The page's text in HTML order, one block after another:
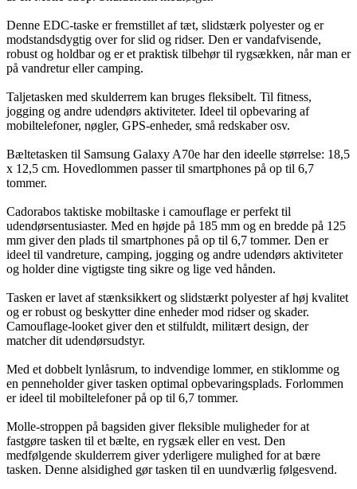
Denne EDC-taske er fremstillet af tæt, slidstærk polyester og er
modstandsdygtig over for slid og ridser. Den er vandafvisende,
robust og holdbar og er et praktisk tilbehør til rygsækken, når man er
på vandretur eller camping.
Taljetasken med skulderrem kan bruges fleksibelt. Til fitness,
jogging og andre udendørs aktiviteter. Ideel til opbevaring af
mobiltelefoner, nøgler, GPS-enheder, små redskaber osv.
Bæltetasken til Samsung Galaxy A70e har den ideelle størrelse: 18,5
x 12,5 cm. Hovedlommen passer til smartphones på op til 6,7
tommer.
Cadorabos taktiske mobiltaske i camouflage er perfekt til
udendørsentusiaster. Med en højde på 185 mm og en bredde på 125
mm giver den plads til smartphones på op til 6,7 tommer. Den er
ideel til vandreture, camping, jogging og andre udendørs aktiviteter
og holder dine vigtigste ting sikre og lige ved hånden.
Tasken er lavet af stænksikkert og slidstærkt polyester af høj kvalitet
og er robust og beskytter dine enheder mod ridser og skader.
Camouflage-looket giver den et stilfuldt, militært design, der
matcher dit udendørsudstyr.
Med et dobbelt lynlåsrum, to indvendige lommer, en stiklomme og
en penneholder giver tasken optimal opbevaringsplads. Forlommen
er ideel til mobiltelefoner på op til 6,7 tommer.
Molle-stroppen på bagsiden giver fleksible muligheder for at
fastgøre tasken til et bælte, en rygsæk eller en vest. Den
medfølgende skulderrem giver yderligere mulighed for at bære
tasken. Denne alsidighed gør tasken til en uundværlig følgesvend.